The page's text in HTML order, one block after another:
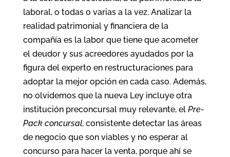
laboral, o todas o varias a la vez. Analizar la
realidad patrimonial y financiera de la
compañía es la labor que tiene que acometer
el deudor y sus acreedores ayudados por la
figura del experto en restructuraciones para
adoptar la mejor opción en cada caso. Además,
no olvidemos que la nueva Ley incluye otra
institución preconcursal muy relevante, el Pre-
Pack concursal, consistente detectar las áreas
de negocio que son viables y no esperar al
concurso para hacer la venta, porque ahí se